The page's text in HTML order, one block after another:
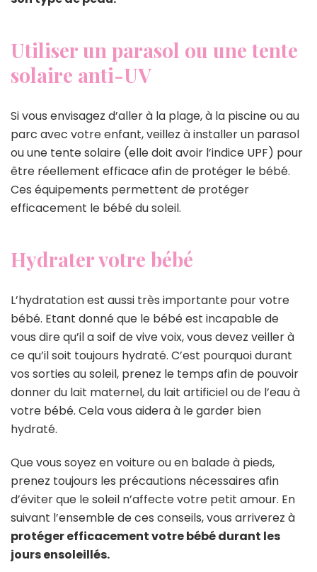
Utiliser un parasol ou une tente
solaire anti-UV
Si vous envisagez d’aller à la plage, à la piscine ou au
parc avec votre enfant, veillez à installer un parasol
ou une tente solaire (elle doit avoir l’indice UPF) pour
être réellement efficace afin de protéger le bébé.
Ces équipements permettent de protéger
efficacement le bébé du soleil.
Hydrater votre bébé
L’hydratation est aussi très importante pour votre
bébé. Etant donné que le bébé est incapable de
vous dire qu’il a soif de vive voix, vous devez veiller à
ce qu’il soit toujours hydraté. C’est pourquoi durant
vos sorties au soleil, prenez le temps afin de pouvoir
donner du lait maternel, du lait artificiel ou de l’eau à
votre bébé. Cela vous aidera à le garder bien
hydraté.
Que vous soyez en voiture ou en balade à pieds,
prenez toujours les précautions nécessaires afin
d’éviter que le soleil n’affecte votre petit amour. En
suivant l’ensemble de ces conseils, vous arriverez à
protéger efficacement votre bébé durant les
jours ensoleillés.